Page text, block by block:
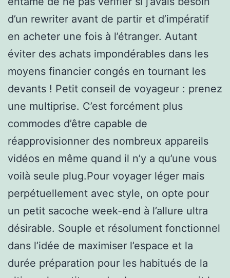
d’un rewriter avant de partir et d’impératif
en acheter une fois à l’étranger. Autant
éviter des achats impondérables dans les
moyens financier congés en tournant les
devants ! Petit conseil de voyageur : prenez
une multiprise. C’est forcément plus
commodes d’être capable de
réapprovisionner des nombreux appareils
vidéos en même quand il n’y a qu’une vous
voilà seule plug.Pour voyager léger mais
perpétuellement avec style, on opte pour
un petit sacoche week-end à l’allure ultra
désirable. Souple et résolument fonctionnel
dans l’idée de maximiser l’espace et la
durée préparation pour les habitués de la